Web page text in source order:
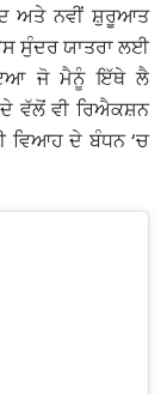
ਅਤੇ ਨਵੀਂ ਸ਼ੁਰੂਆਤ
ਸੁੰਦਰ ਯਾਤਰਾ ਲਈ
ਜੋ ਮੈਨੂੰ ਇੱਥੇ ਲੈ
ਵੱਲੋਂ ਵੀ ਰਿਐਕਸ਼ਨ
ਵਿਆਹ ਦੇ ਬੰਧਨ ‘ਚ